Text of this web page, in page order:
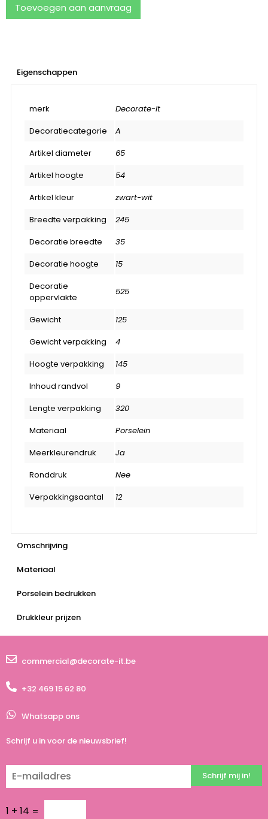
Toevoegen aan aanvraag
Eigenschappen
merk
Decorate-It
Decoratiecategorie
A
Artikel diameter
65
Artikel hoogte
54
Artikel kleur
zwart-wit
Breedte verpakking
245
Decoratie breedte
35
Decoratie hoogte
15
Decoratie
oppervlakte
525
Gewicht
125
Gewicht verpakking
4
Hoogte verpakking
145
Inhoud randvol
9
Lengte verpakking
320
Materiaal
Porselein
Meerkleurendruk
Ja
Ronddruk
Nee
Verpakkingsaantal
12
Omschrijving
Materiaal
Porselein bedrukken
Drukkleur prijzen
commercial@decorate-it.be
+32 469 15 62 80
Whatsapp ons
Schrijf u in voor de nieuwsbrief!
1 + 14 =
Schrijf mij in!